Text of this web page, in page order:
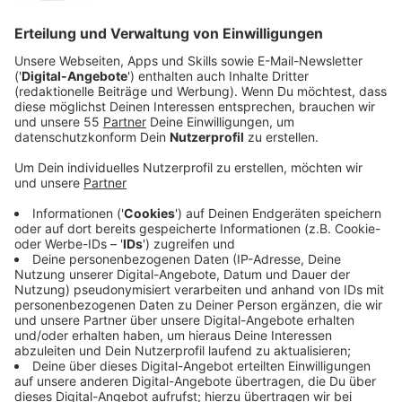
Veröffentlicht:Donnerstag, 23.03.2023 05:17
Anzeige
Comedy
Elvis Eifel - Der Podcast: "Ring aus dem
Flummiautomat"